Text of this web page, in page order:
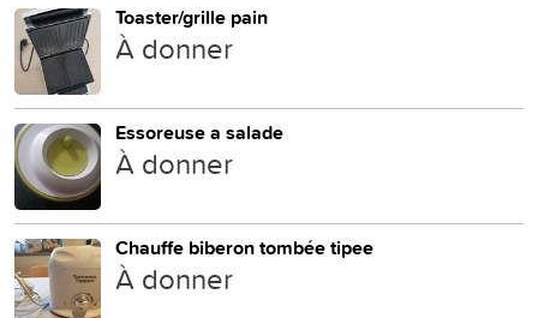
Toaster/grille pain
À donner
Essoreuse a salade
À donner
Chauffe biberon tombée tipee
À donner